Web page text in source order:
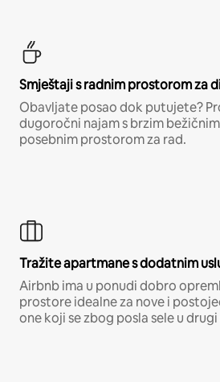
Smještaji s radnim prostorom za
Obavljate posao dok putujete?
dugoročni najam s brzim
posebnim prostorom za rad.
Tražite apartmane s dodatnim
Airbnb ima u ponudi dobro
prostore idealne za nove i
one koji se zbog posla sele u